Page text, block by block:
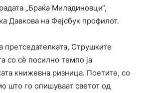
„Браќа Миладиновци“,
Давкова на Фејсбук профилот.
претседателката, Струшките
со сѐ посилно темпо ја
книжевна ризница. Поетите, со
што го опишуваат светот од